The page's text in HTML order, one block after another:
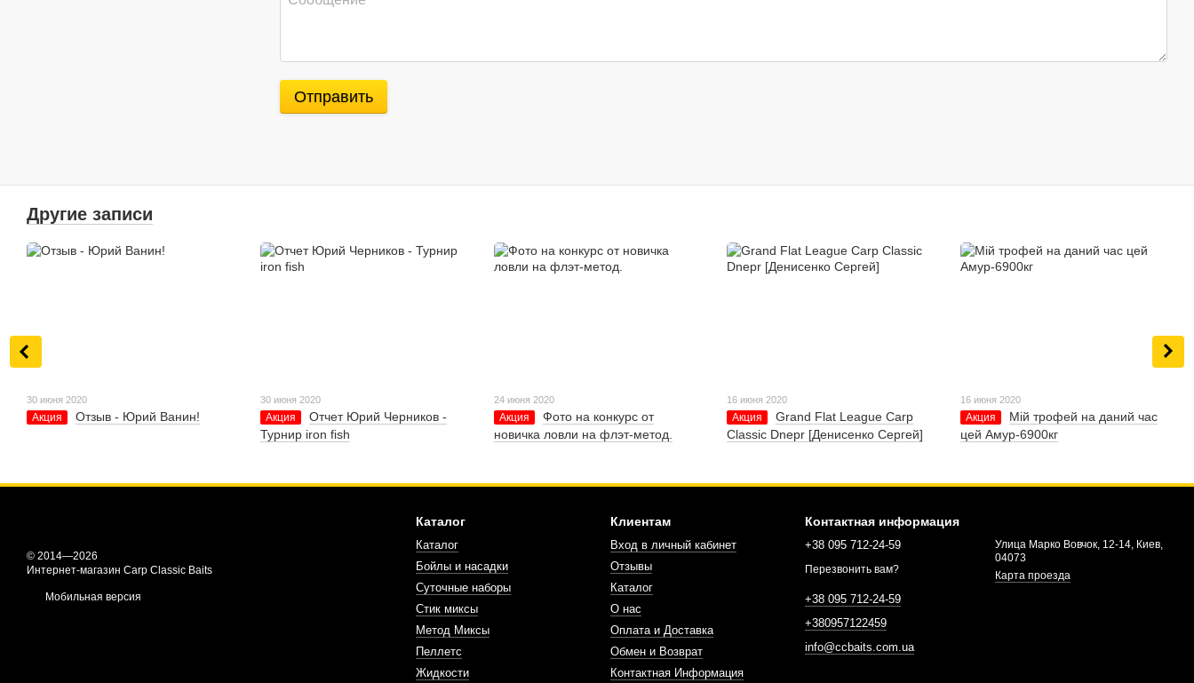
Отправить
Другие записи
30 июня 2020
Акция Отзыв - Юрий Ванин!
30 июня 2020
Акция
Отчет Юрий Черников -
Турнир iron fish
24 июня 2020
Акция
Фото на конкурс от
новичка ловли на флэт-метод.
16 июня 2020
Акция
Grand Flat League Carp
Classic Dnepr [Денисенко Сергей]
16 июня 2020
Акция
Мій трофей на даний час
цей Амур-6900кг
© 2014—2026
Интернет-магазин Carp Classic Baits
Мобильная версия
Каталог
Каталог
Бойлы и насадки
Суточные наборы
Стик миксы
Метод Миксы
Пеллетс
Жидкости
Клиентам
Вход в личный кабинет
Отзывы
Каталог
О нас
Оплата и Доставка
Обмен и Возврат
Контактная Информация
Контактная информация
+38 095 712-24-59
Перезвонить вам?
+38 095 712-24-59
+380957122459
info@ccbaits.com.ua
Улица Марко Вовчок, 12-14, Киев,
04073
Карта проезда